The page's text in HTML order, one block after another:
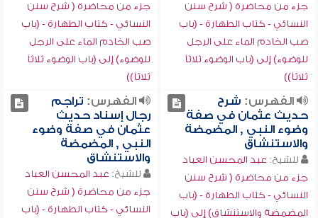
جزء من محاضرة ( شرح سنن
النسائي - كتاب الطهارة - (باب
صب الخادم الماء على الرجل
للوضوء) إلى (باب الوضوء ثلاثاً
ثلاثاً))
جزء من محاضرة ( شرح سنن
النسائي - كتاب الطهارة - (باب
صب الخادم الماء على الرجل
للوضوء) إلى (باب الوضوء ثلاثاً
ثلاثاً))
الفهرس: شرح
حديث عثمان في صفة
وضوء النبي , المضمضة
والاستنشاق
للشيخ: عبد المحسن العباد
جزء من محاضرة ( شرح سنن
النسائي - كتاب الطهارة - (باب
المضمضة والاستنشاق) إلى (باب
الفهرس: تراجم
رجال إسناد حديث
عثمان في صفة وضوء
النبي , المضمضة
والاستنشاق
للشيخ: عبد المحسن العباد
جزء من محاضرة ( شرح سنن
النسائي - كتاب الطهارة - (باب